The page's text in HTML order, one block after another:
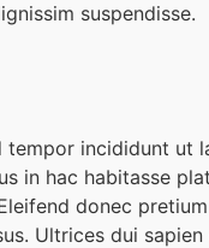
suspendisse.
tempor incididunt ut
in hac habitasse
donec pretium
Ultrices dui sapien